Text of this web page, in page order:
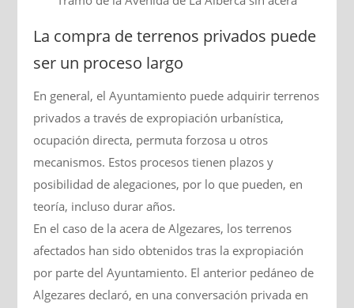
La compra de terrenos privados puede
ser un proceso largo
En general, el Ayuntamiento puede adquirir terrenos
privados a través de expropiación urbanística,
ocupación directa, permuta forzosa u otros
mecanismos. Estos procesos tienen plazos y
posibilidad de alegaciones, por lo que pueden, en
teoría, incluso durar años.
En el caso de la acera de Algezares, los terrenos
afectados han sido obtenidos tras la expropiación
por parte del Ayuntamiento. El anterior pedáneo de
Algezares declaró, en una conversación privada en